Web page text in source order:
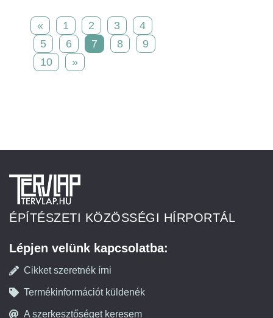
« 1 2 3
4
5
6 7 8
9
10
»
ÉPÍTÉSZETI KÖZÖSSÉGI HÍRPORTÁL
Lépjen velünk kapcsolatba:
Cikket szeretnék írni
Termékinformációt küldenék
A szerkesztőséget keresem